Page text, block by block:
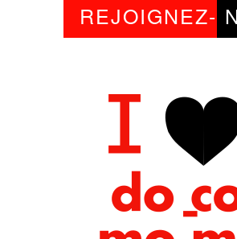
REJOIGNEZ-